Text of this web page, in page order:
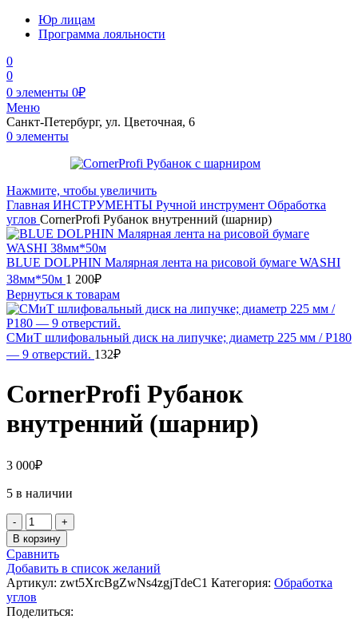
Юр лицам
Программа лояльности
0
0
0 элементы 0₽
Меню
Санкт-Петербург, ул. Цветочная, 6
0 элементы
Нажмите, чтобы увеличить
Главная ИНСТРУМЕНТЫ Ручной инструмент Обработка
углов CornerProfi Рубанок внутренний (шарнир)
BLUE DOLPHIN Малярная лента на рисовой бумаге WASHI
38мм*50м 1 200₽
Вернуться к товарам
СМиТ шлифовальный диск на липучке; диаметр 225 мм / P180
— 9 отверстий. 132₽
CornerProfi Рубанок
внутренний (шарнир)
3 000₽
5 в наличии
Количество
товара
CornerProfi
Рубанок
внутренний
(шарнир)
В корзину
Сравнить
Добавить в список желаний
Артикул: zwt5XrcBgZwNs4zgjTdeC1 Категория: Обработка
углов
Поделиться: